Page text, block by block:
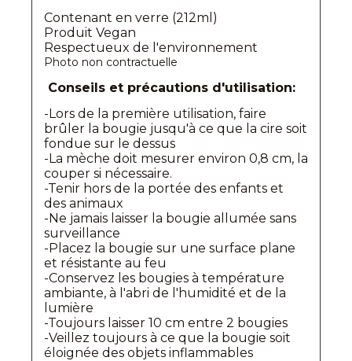
Contenant en verre (212ml)
Produit Vegan
Respectueux de l'environnement
Photo non contractuelle
Conseils et précautions d'utilisation:
-Lors de la première utilisation, faire
brûler la bougie jusqu'à ce que la cire soit
fondue sur le dessus
-La mèche doit mesurer environ 0,8 cm, la
couper si nécessaire.
-Tenir hors de la portée des enfants et
des animaux
-Ne jamais laisser la bougie allumée sans
surveillance
-Placez la bougie sur une surface plane
et résistante au feu
-Conservez les bougies à température
ambiante, à l'abri de l'humidité et de la
lumière
-Toujours laisser 10 cm entre 2 bougies
-Veillez toujours à ce que la bougie soit
éloignée des objets inflammables